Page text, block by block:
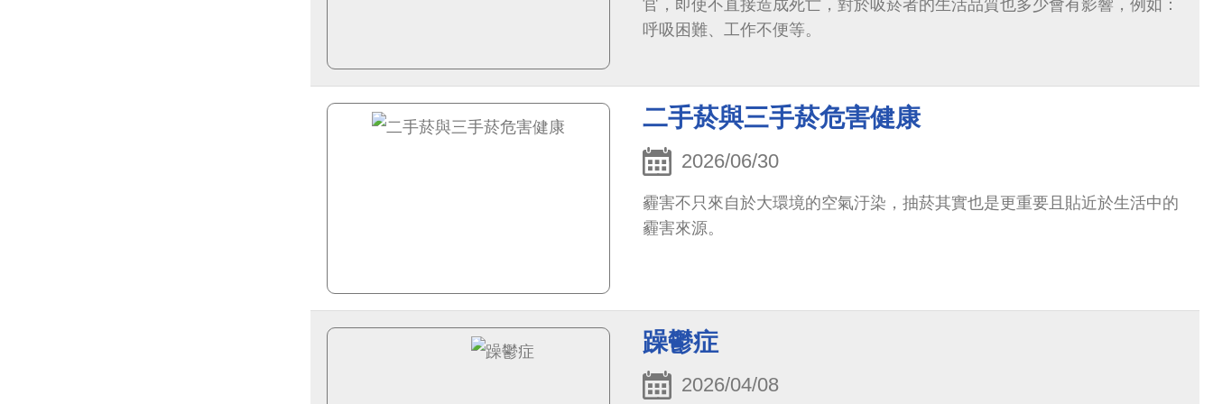
官，即使不直接造成死亡，對於吸菸者的生活品質也多少會有影響，例如：
呼吸困難、工作不便等。
二手菸與三手菸危害健康
2026/06/30
霾害不只來自於大環境的空氣汙染，抽菸其實也是更重要且貼近於生活中的
霾害來源。
躁鬱症
2026/04/08